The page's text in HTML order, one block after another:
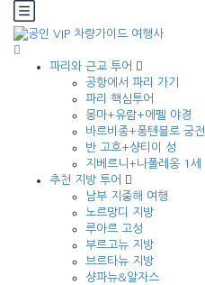
파리와 근교 투어
공항에서 파리 가기
파리 핵심투어
몽마+유람+에펠 야경
바르비종+퐁텐블로 궁전
반 고흐+샹티이 성
지베르니+나폴레옹 1세
추천 지방 투어
남부 지중해 여행
노르망디 지방
루아르 고성
부르고뉴 지방
브르타뉴 지방
샹파뉴&알자스